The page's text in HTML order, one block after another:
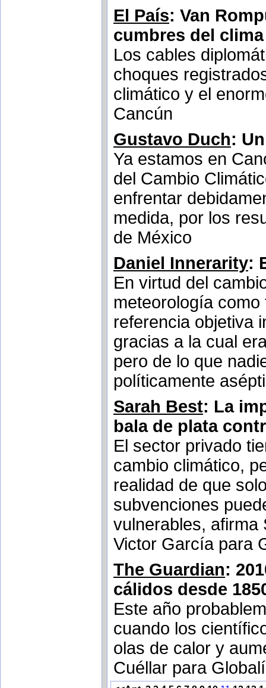
El País: Van
cumbres del
Los cables
choques
climático y el
Cancún
Gustavo Duch:
Ya estamos en
del Cambio
enfrentar
medida, por los
de México
Daniel Innerarity:
En virtud del
meteorología
referencia objetiva
gracias a la cual
pero de lo que
políticamente
Sarah Best: La
bala de plata
El sector privado
cambio climático,
realidad de que
subvenciones
vulnerables, afirma
Victor García para
The Guardian:
cálidos desde
Este año
cuando los
olas de calor y
Cuéllar para